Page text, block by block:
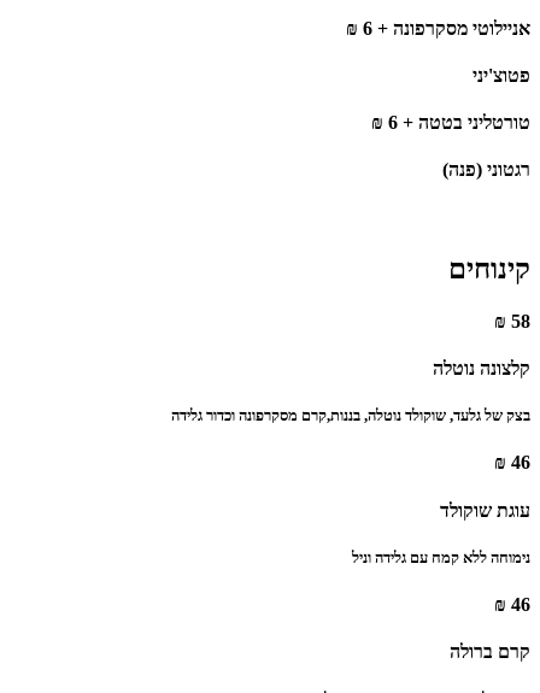
אניילוטי מסקרפונה + 6 ₪
פטוצ'יני
טורטליני בטטה + 6 ₪
רגטוני (פנה)
קינוחים
58 ₪
קלצונה נוטלה
בצק של גלעד, שוקולד נוטלה, בננות,‏קרם מסקרפונה וכדור גלידה
46 ₪
עוגת שוקולד
נימוחה ללא קמח עם גלידה וניל
46 ₪
קרם ברולה